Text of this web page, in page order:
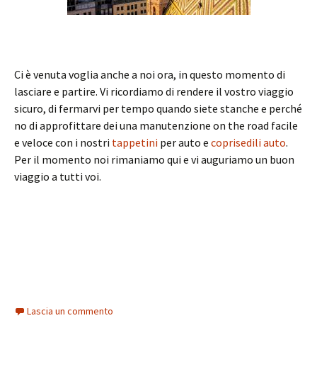
Ci è venuta voglia anche a noi ora, in questo momento di
lasciare e partire. Vi ricordiamo di rendere il vostro viaggio
sicuro, di fermarvi per tempo quando siete stanche e perché
no di approfittare dei una manutenzione on the road facile
e veloce con i nostri tappetini per auto e coprisedili auto.
Per il momento noi rimaniamo qui e vi auguriamo un buon
viaggio a tutti voi.
Lascia un commento